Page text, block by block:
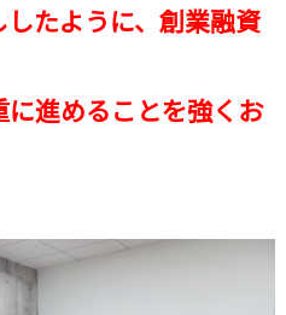
たように、創業融資
進めることを強くお